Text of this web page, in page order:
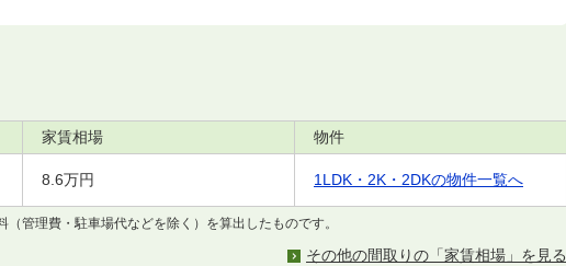
家賃相場 物件
8.6万円 1LDK・2K・2DKの物件一覧へ
管理費・駐車場代などを除く）を算出したものです。
その他の間取りの「家賃相場」を見る